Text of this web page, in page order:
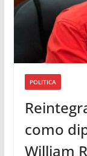
POLITICA
como
William